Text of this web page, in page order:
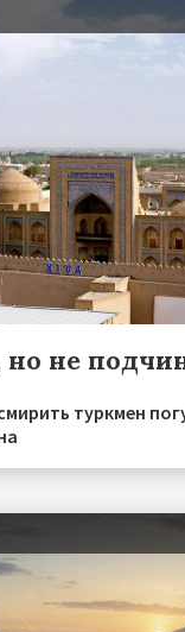
не
туркмен